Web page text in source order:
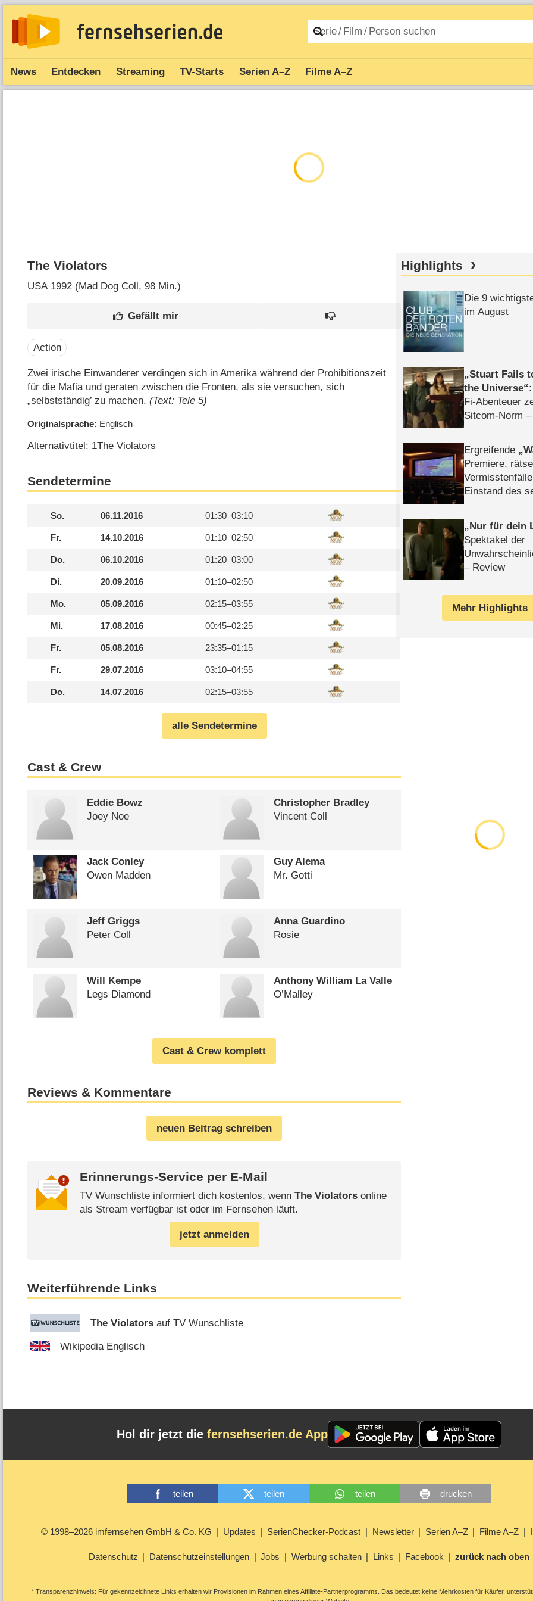
News Entdecken Streaming TV-Starts Serien A–Z Filme A–Z
The Violators
USA1992 (Mad Dog Coll‎, 98 Min.)
Action
Zwei irische Einwanderer verdingen sich in Amerika während der Prohibitionszeit
für die Mafia und geraten zwischen die Fronten, als sie versuchen, sich
„selbstständig’ zu machen.(Text: Tele 5)
Originalsprache Englisch
Alternativtitel: 1The Violators
Sendetermine
So. 06.11.2016 01:30–03:10
Fr. 14.10.2016 01:10–02:50
Do. 06.10.2016 01:20–03:00
Di. 20.09.2016 01:10–02:50
Mo. 05.09.2016 02:15–03:55
Mi. 17.08.2016 00:45–02:25
Fr. 05.08.2016 23:35–01:15
Fr. 29.07.2016 03:10–04:55
Do. 14.07.2016 02:15–03:55
alle Sendetermine
Cast & Crew
Eddie Bowz
Joey Noe
Christopher Bradley
Vincent Coll
Jack Conley
Owen Madden
Guy Alema
Mr. Gotti
Jeff Griggs
Peter Coll
Anna Guardino
Rosie
Will Kempe
Legs Diamond
Anthony William La Valle
O’Malley
Cast & Crew komplett
Reviews & Kommentare
neuen Beitrag schreiben
Erinnerungs-Service per E-Mail
TV Wunschliste informiert dich kostenlos, wenn The Violatorsonline
als Stream verfügbar ist oder im Fernsehen läuft.
jetzt anmelden
Weiterführende Links
The Violators auf TV Wunschliste
Wikipedia Englisch
Highlights
Die 9
im August
Stuart Fails
the Universe
Fi-Abenteuer
Sitcom-Norm
Ergreifende
Premiere,
Einstand des
Nur für dein
Spektakel der
– Review
Mehr Highlights
Hol dir jetzt die fernsehserien.de App
teilen teilen teilen drucken
© 1998–2026 imfernsehen GmbH & Co. KG Updates SerienChecker-Podcast Newsletter Serien A–Z Filme A–Z
Datenschutz Datenschutzeinstellungen Jobs Werbung schalten Links Facebook zurück nach oben
* Transparenzhinweis: Für gekennzeichnete Links erhalten wir Provisionen im Rahmen eines Affiliate-Partnerprogramms. Das bedeutet keine Mehrkosten für Käufer,